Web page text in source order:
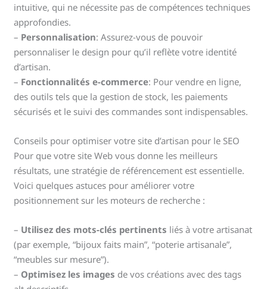
intuitive, qui ne nécessite pas de compétences techniques
approfondies.
– Personnalisation: Assurez-vous de pouvoir
personnaliser le design pour qu’il reflète votre identité
d’artisan.
– Fonctionnalités e-commerce: Pour vendre en ligne,
des outils tels que la gestion de stock, les paiements
sécurisés et le suivi des commandes sont indispensables.
Conseils pour optimiser votre site d’artisan pour le SEO
Pour que votre site Web vous donne les meilleurs
résultats, une stratégie de référencement est essentielle.
Voici quelques astuces pour améliorer votre
positionnement sur les moteurs de recherche :
– Utilisez des mots-clés pertinents liés à votre artisanat
(par exemple, “bijoux faits main”, “poterie artisanale”,
“meubles sur mesure”).
– Optimisez les images de vos créations avec des tags